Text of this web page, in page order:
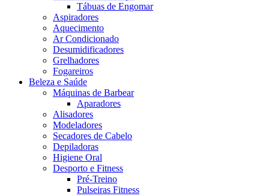
Tábuas de Engomar
Aspiradores
Aquecimento
Ar Condicionado
Desumidificadores
Grelhadores
Fogareiros
Beleza e Saúde
Máquinas de Barbear
Aparadores
Alisadores
Modeladores
Secadores de Cabelo
Depiladoras
Higiene Oral
Desporto e Fitness
Pré-Treino
Pulseiras Fitness